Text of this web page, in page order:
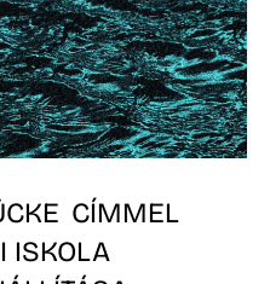
CÍMMEL
ISKOLA